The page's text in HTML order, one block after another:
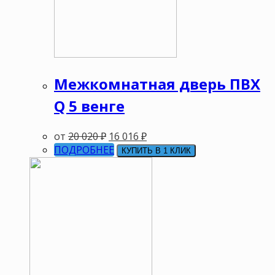
Межкомнатная дверь ПВХ
Q 5 венге
от 20 020₽ 16 016 ₽
ПОДРОБНЕЕ
КУПИТЬ В 1 КЛИК